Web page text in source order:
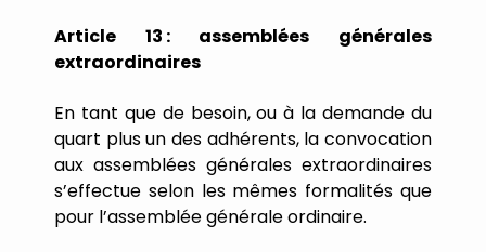
Article 13 : assemblées
générales
extraordinaires
En tant que de besoin, ou à la demande du
quart plus un des adhérents, la convocation
aux assemblées générales extraordinaires
s’effectue selon les mêmes formalités que
pour l’assembléegénéraleordinaire.